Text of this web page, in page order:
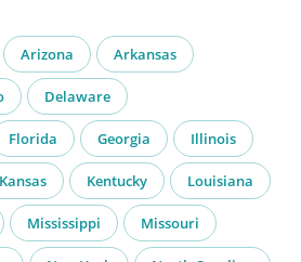
Arizona Arkansas
Delaware
Florida Georgia Illinois
Kansas Kentucky Louisiana
Mississippi Missouri